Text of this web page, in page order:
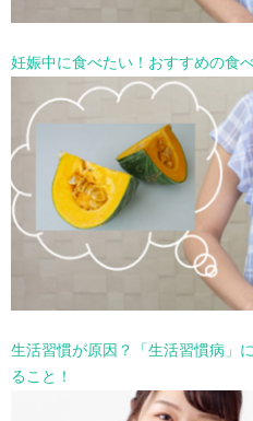
妊娠中に食べたい！おすすめの食
生活習慣が原因？「生活習慣病」
ること！